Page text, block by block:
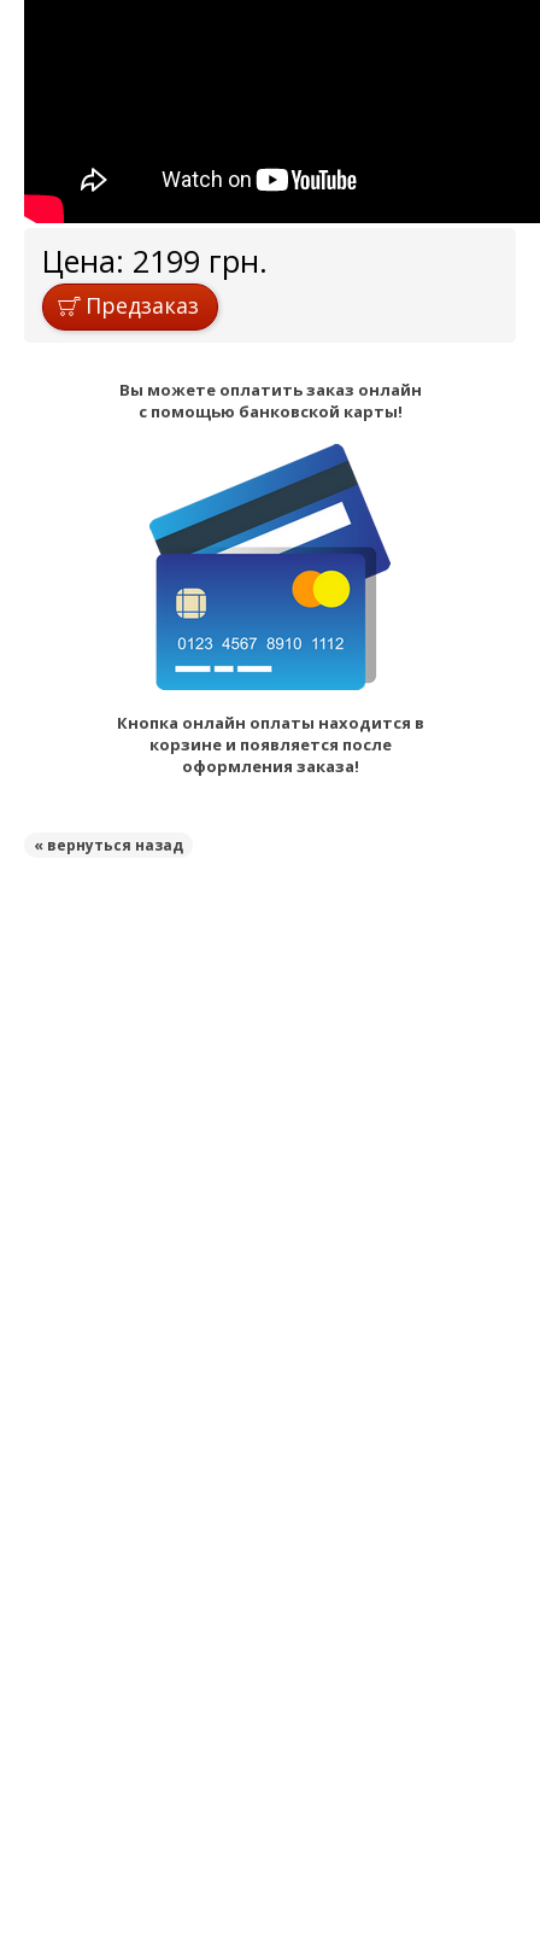
Цена: 2199 грн.
Предзаказ
Вы можете оплатить заказ онлайн
с помощью банковской карты!
Кнопка онлайн оплаты находится в
корзине и появляется после
оформления заказа!
« вернуться назад